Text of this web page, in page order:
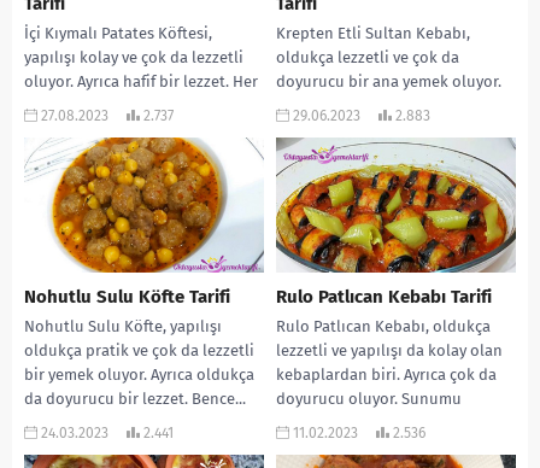
İçi Kıymalı Patates Köftesi,
yapılışı kolay ve çok da lezzetli
oluyor. Ayrıca hafif bir lezzet. Her
öğünde tüketiliyor. Hatta çay...
27.08.2023 2.737
Krepten Etli Sultan Kebabı,
oldukça lezzetli ve çok da
doyurucu bir ana yemek oluyor.
Ayrıca oldukça da yumuşak bir
29.06.2023 2.883
Nohutlu Sulu Köfte Tarifi
Nohutlu Sulu Köfte, yapılışı
oldukça pratik ve çok da lezzetli
bir yemek oluyor. Ayrıca oldukça
da doyurucu bir lezzet. Bence...
24.03.2023 2.441
Rulo Patlıcan Kebabı Tarifi
Rulo Patlıcan Kebabı, oldukça
lezzetli ve yapılışı da kolay olan
kebaplardan biri. Ayrıca çok da
doyurucu oluyor. Sunumu
oldukça güzel....
11.02.2023 2.536